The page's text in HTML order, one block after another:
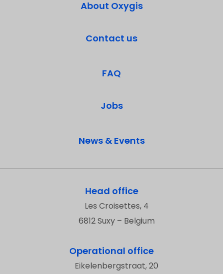
About Oxygis
Contact us
FAQ
Jobs
News & Events
Head office
Les Croisettes, 4
6812 Suxy – Belgium
Operational office
Eikelenbergstraat, 20